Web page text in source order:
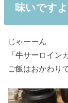
味いです
じゃーーん
「牛サーロイン
ご飯はおかわり